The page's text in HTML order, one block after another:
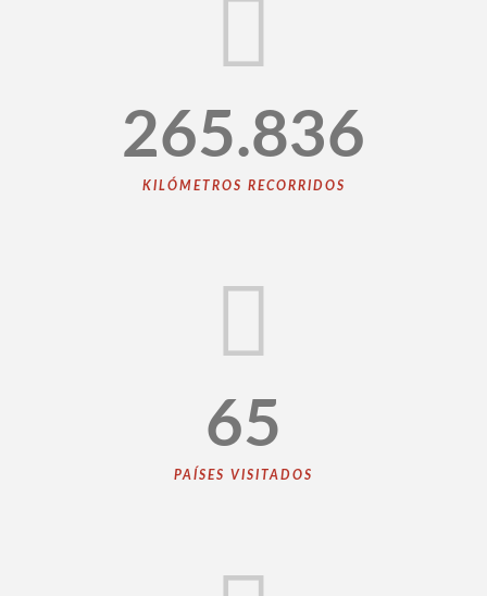
265.836
KILÓMETROS RECORRIDOS
65
PAÍSES VISITADOS